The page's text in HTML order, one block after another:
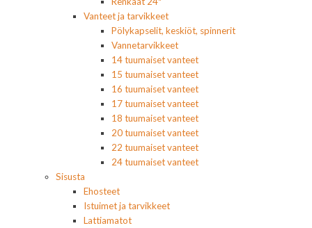
Vanteet ja tarvikkeet
Pölykapselit, keskiöt, spinnerit
Vannetarvikkeet
14 tuumaiset vanteet
15 tuumaiset vanteet
16 tuumaiset vanteet
17 tuumaiset vanteet
18 tuumaiset vanteet
20 tuumaiset vanteet
22 tuumaiset vanteet
24 tuumaiset vanteet
Sisusta
Ehosteet
Istuimet ja tarvikkeet
Lattiamatot